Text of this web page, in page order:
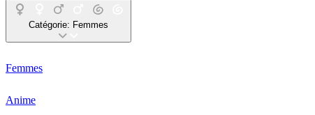
Catégorie: Femmes
Femmes
Anime